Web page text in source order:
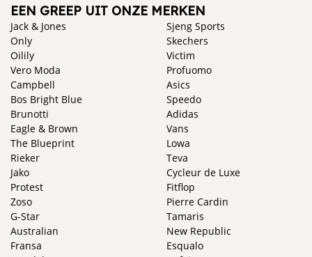
EEN GREEP UIT ONZE MERKEN
Jack & Jones
Only
Oilily
Vero Moda
Campbell
Bos Bright Blue
Brunotti
Eagle & Brown
The Blueprint
Rieker
Jako
Protest
Zoso
Sjeng Sports
Skechers
Victim
Profuomo
Asics
Speedo
Adidas
Vans
Lowa
Teva
Cycleur de Luxe
Fitflop
Pierre Cardin
G-Star
Australian
Fransa
Tamaris
New Republic
Esqualo